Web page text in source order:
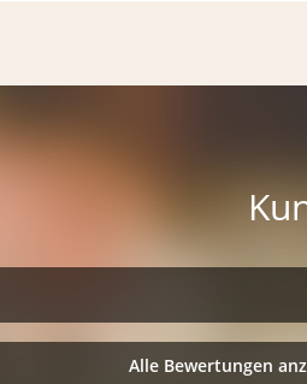
Alle Bewertungen